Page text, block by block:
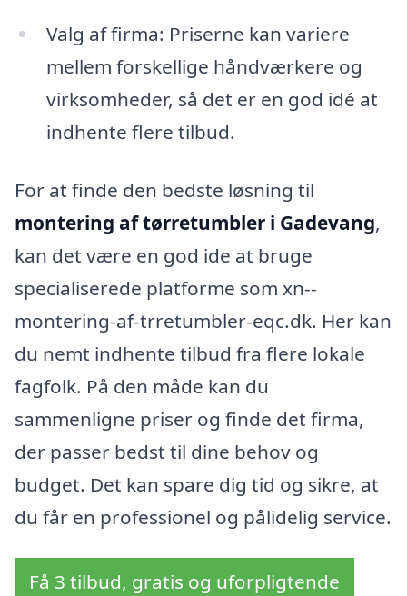
Valg af firma: Priserne kan variere
mellem forskellige håndværkere og
virksomheder, så det er en god idé at
indhente flere tilbud.
For at finde den bedste løsning til
montering af tørretumbler i Gadevang,
kan det være en god ide at bruge
specialiserede platforme som xn--
montering-af-trretumbler-eqc.dk. Her kan
du nemt indhente tilbud fra flere lokale
fagfolk. På den måde kan du
sammenligne priser og finde det firma,
der passer bedst til dine behov og
budget. Det kan spare dig tid og sikre, at
du får en professionel og pålidelig service.
Få 3 tilbud, gratis og uforpligtende